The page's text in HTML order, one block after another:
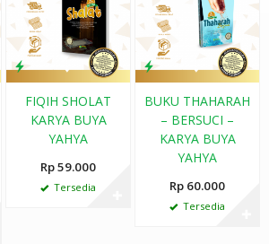
FIQIH SHOLAT
KARYA BUYA
YAHYA
Rp 59.000
Tersedia
BUKU THAHARAH
– BERSUCI –
KARYA BUYA
YAHYA
Rp 60.000
Tersedia